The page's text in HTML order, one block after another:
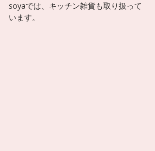
soyaでは、キッチン雑貨も取り扱って
います。